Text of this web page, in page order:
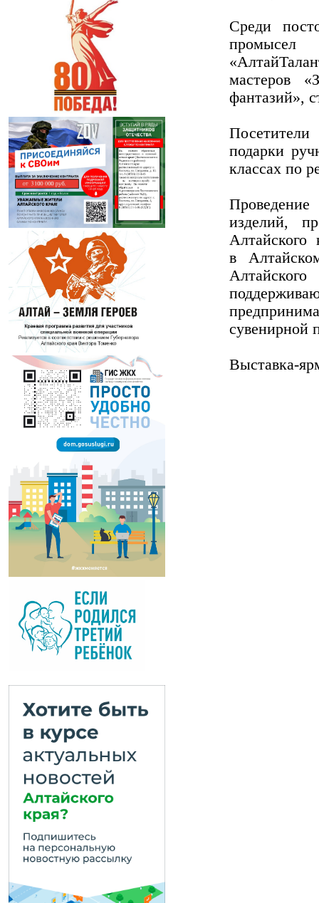
Среди
мастеров
фантазий»,
Посетители
подарки
классах по
изделий,
Алтайского
в
сувенирной
Выставка-